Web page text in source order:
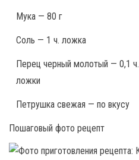
Мука — 80 г
Соль — 1 ч. ложка
Перец черный молотый — 0,1 ч.
ложки
Петрушка свежая — по вкусу
Пошаговый фото рецепт